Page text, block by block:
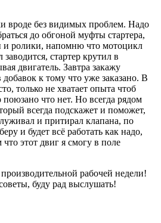
вроде без видимых проблем. Надо
до обгоной муфты стартера,
и ролики, напомню что мотоцикл
стартер крутил в
двигатель. Завтра закажу
к тому что уже заказано. В
только не хватает опыта чтоб
поюзано что нет. Но всегда рядом
всегда подскажет и поможет,
и притирал клапана, по
и будет всё работать как надо,
что этот двиг я смогу в поле
рабочей недели!
буду рад выслушать!